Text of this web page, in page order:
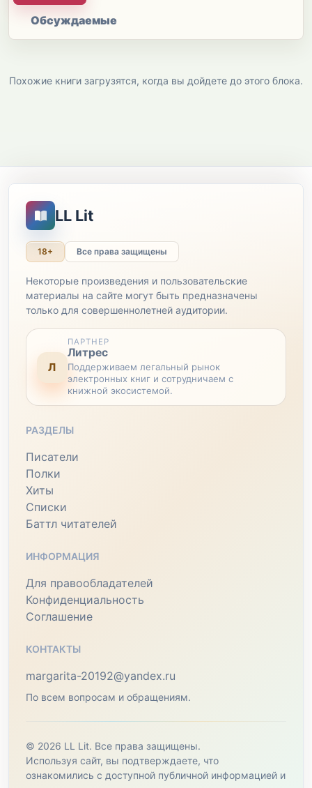
Обсуждаемые
Похожие книги загрузятся, когда вы дойдете до этого блока.
LL Lit
18+ Все права защищены
Некоторые произведения и пользовательские
материалы на сайте могут быть предназначены
только для совершеннолетней аудитории.
Л
ПАРТНЕР
Литрес
Поддерживаем легальный рынок
электронных книг и сотрудничаем с
книжной экосистемой.
РАЗДЕЛЫ
Писатели
Полки
Хиты
Списки
Баттл читателей
ИНФОРМАЦИЯ
Для правообладателей
Конфиденциальность
Соглашение
КОНТАКТЫ
margarita-20192@yandex.ru
По всем вопросам и обращениям.
© 2026 LL Lit. Все права защищены.
Используя сайт, вы подтверждаете, что
ознакомились с доступной публичной информацией и